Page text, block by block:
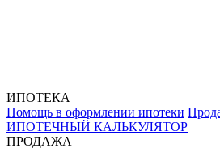
ИПОТЕКА
Помощь в оформлении ипотеки
ИПОТЕЧНЫЙ КАЛЬКУЛЯТОР
ПРОДАЖА